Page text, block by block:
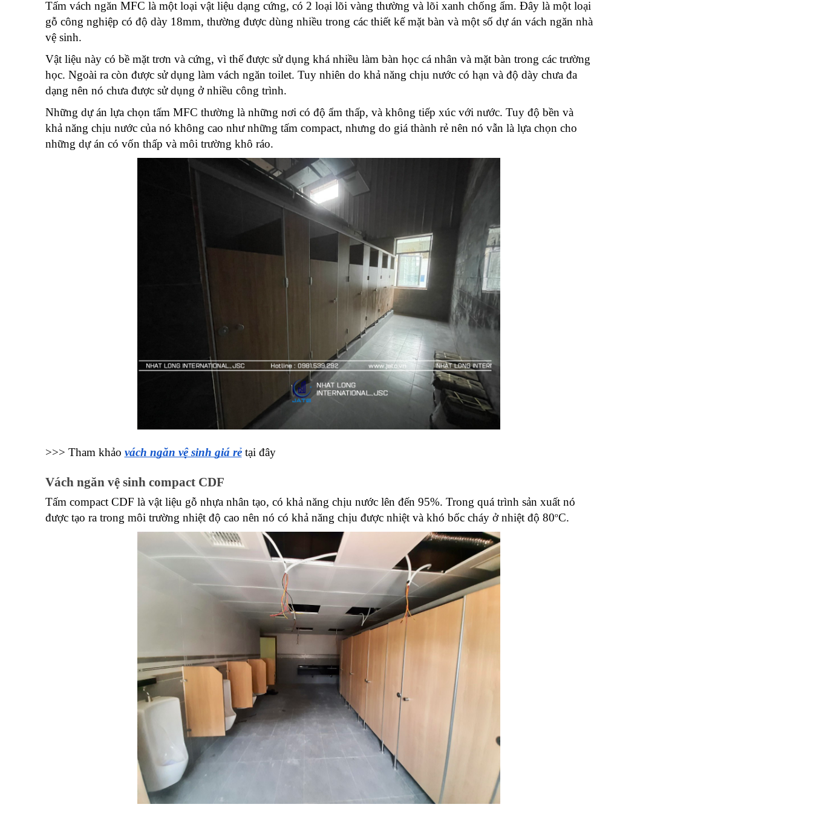
Tấm vách ngăn MFC là một loại vật liệu dạng cứng, có 2 loại lõi vàng thường và lõi xanh chống ẩm. Đây là một loại
gỗ công nghiệp có độ dày 18mm, thường được dùng nhiều trong các thiết kế mặt bàn và một số dự án vách ngăn nhà
vệ sinh.
Vật liệu này có bề mặt trơn và cứng, vì thế được sử dụng khá nhiều làm bàn học cá nhân và mặt bàn trong các trường
học. Ngoài ra còn được sử dụng làm vách ngăn toilet. Tuy nhiên do khả năng chịu nước có hạn và độ dày chưa đa
dạng nên nó chưa được sử dụng ở nhiều công trình.
Những dự án lựa chọn tấm MFC thường là những nơi có độ ẩm thấp, và không tiếp xúc với nước. Tuy độ bền và
khả năng chịu nước của nó không cao như những tấm compact, nhưng do giá thành rẻ nên nó vẫn là lựa chọn cho
những dự án có vốn thấp và môi trường khô ráo.
>>> Tham khảo vách ngăn vệ sinh giá rẻ tại đây
Vách ngăn vệ sinh compact CDF
Tấm compact CDF là vật liệu gỗ nhựa nhân tạo, có khả năng chịu nước lên đến 95%. Trong quá trình sản xuất nó
được tạo ra trong môi trường nhiệt độ cao nên nó có khả năng chịu được nhiệt và khó bốc cháy ở nhiệt độ 80oC.